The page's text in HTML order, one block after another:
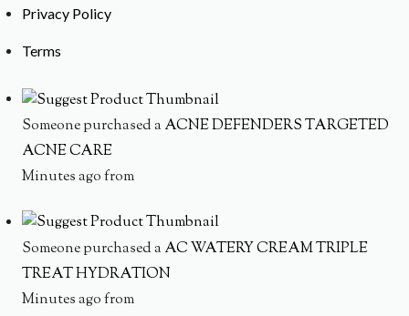
Privacy Policy
Terms
Someone purchased a ACNE DEFENDERS TARGETED
ACNE CARE
Minutes ago from
Someone purchased a AC WATERY CREAM TRIPLE
TREAT HYDRATION
Minutes ago from